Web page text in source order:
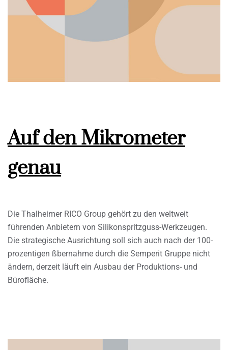
Auf den Mikrometer
genau
Die Thalheimer RICO Group gehört zu den weltweit
führenden Anbietern von Silikonspritzguss-Werkzeugen.
Die strategische Ausrichtung soll sich auch nach der 100-
prozentigen ßbernahme durch die Semperit Gruppe nicht
ändern, derzeit läuft ein Ausbau der Produktions- und
Bürofläche.